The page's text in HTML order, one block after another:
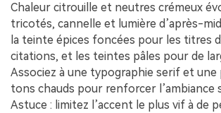
Chaleur citrouille et neutres crémeux
tricotés, cannelle et lumière d’après-
la teinte épices foncées pour les titres
citations, et les teintes pâles pour de
Associez à une typographie serif et
tons chauds pour renforcer l’ambiance
Astuce : limitez l’accent le plus vif à de